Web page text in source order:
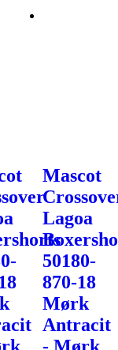
Mascot
Lagoa
50180-
870-18
Mørk
Antracit
- Mørk